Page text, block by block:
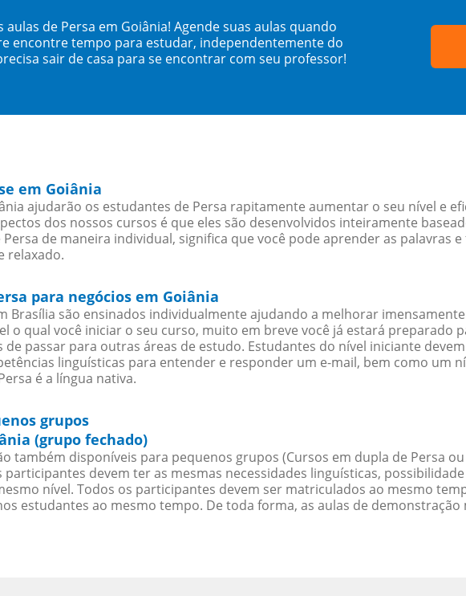
aulas de Persa em Goiânia! Agende suas aulas quando
encontre tempo para estudar, independentemente do
sair de casa para se encontrar com seu professor!
em Goiânia
ajudarão os estudantes de Persa rapitamente aumentar o seu nível e
dos nossos cursos é que eles são desenvolvidos inteiramente
de maneira individual, significa que você pode aprender as palavras
relaxado.
para negócios em Goiânia
Brasília são ensinados individualmente ajudando a melhorar
o qual você iniciar o seu curso, muito em breve você já estará preparado
de passar para outras áreas de estudo. Estudantes do nível iniciante
linguísticas para entender e responder um e-mail, bem como um
é a língua nativa.
grupos
(grupo fechado)
também disponíveis para pequenos grupos (Cursos em dupla de Persa
devem ter as mesmas necessidades linguísticas,
nível. Todos os participantes devem ser matriculados ao mesmo
estudantes ao mesmo tempo. De toda forma, as aulas de